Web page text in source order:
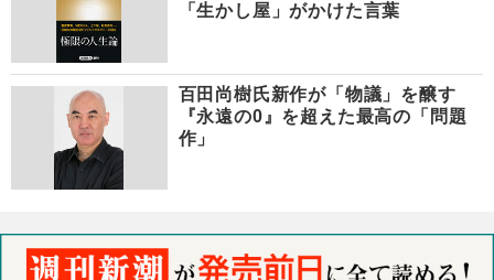
「生かし屋」がかけた言葉
百田尚樹氏新作が「物議」を醸す
『永遠の0』を超えた最高の「問題
作」